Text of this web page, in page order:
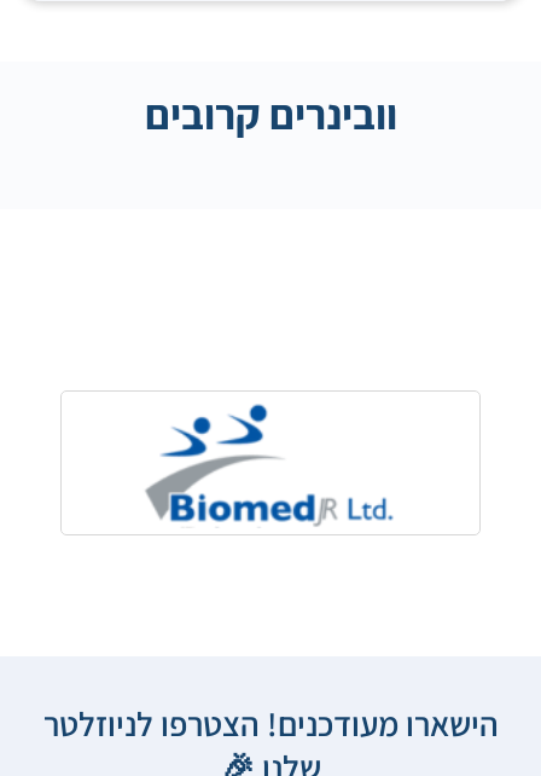
וובינרים קרובים
הישארו מעודכנים! הצטרפו לניוזלטר